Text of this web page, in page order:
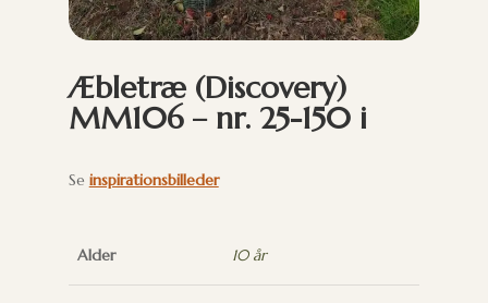
Æbletræ (Discovery)
MM106 – nr. 25-150 i
Se inspirationsbilleder
Alder 10 år